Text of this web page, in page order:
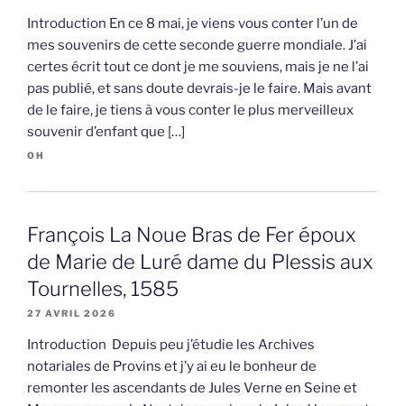
Introduction En ce 8 mai, je viens vous conter l’un de
mes souvenirs de cette seconde guerre mondiale. J’ai
certes écrit tout ce dont je me souviens, mais je ne l’ai
pas publié, et sans doute devrais-je le faire. Mais avant
de le faire, je tiens à vous conter le plus merveilleux
souvenir d’enfant que […]
OH
François La Noue Bras de Fer époux
de Marie de Luré dame du Plessis aux
Tournelles, 1585
27 AVRIL 2026
Introduction Depuis peu j’étudie les Archives
notariales de Provins et j’y ai eu le bonheur de
remonter les ascendants de Jules Verne en Seine et